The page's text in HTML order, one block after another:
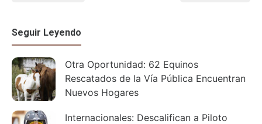
Seguir Leyendo
Otra Oportunidad: 62 Equinos
Rescatados de la Vía Pública Encuentran
Nuevos Hogares
Internacionales: Descalifican a Piloto